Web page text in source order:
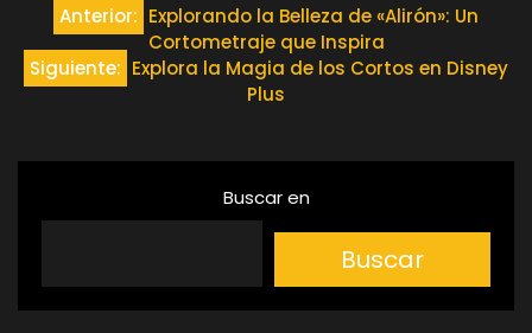
Navegación
de
Anterior: Explorando la Belleza de «Alirón»: Un
Cortometraje que Inspira
Siguiente: Explora la Magia de los Cortos en Disney
Plus
Buscar en
Buscar